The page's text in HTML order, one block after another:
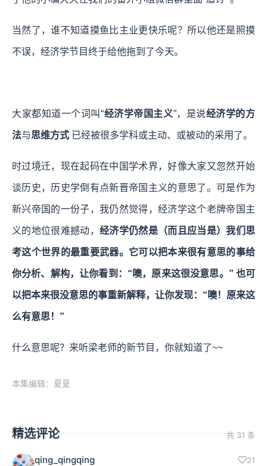
当然了，谁不知道摸鱼比主业更快乐呢？所以他还是照摸
不误，经济学节目终于给他拖到了今天。
大家都知道一个词叫“经济学帝国主义”，是说经济学的方
法与思维方式 已经被很多学科或主动、或被动的采用了。
时过境迁，现在起码在中国学术界，好像大家又忽然开始
谈历史，历史学倒有点新晋帝国主义的意思了。可是作为
新兴帝国的一份子，我仍然觉得，经济学这个老牌帝国主
义的地位很难撼动， 经济学仍然是（而且应当是）我们思
考这个世界的最重要武器。它可以把本来很有意思的事给
你分析、解构，让你看到：“噢，原来这很没意思。” 也可
以把本来很没意思的事重新解释，让你发现：“噢！原来这
么有意思！”
什么意思呢？来听梁老师的新节目，你就知道了~~
本集编辑：夏夏
精选评论 共 31 条
qing_qingqing 21